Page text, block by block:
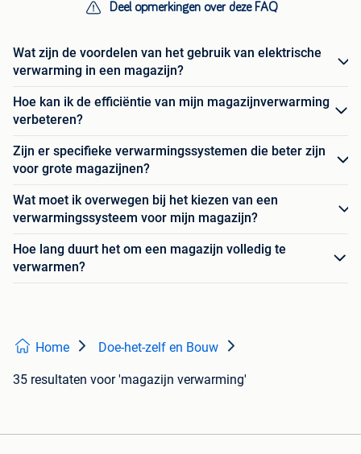
Deel opmerkingen over deze FAQ
Wat zijn de voordelen van het gebruik van elektrische
verwarming in een magazijn?
Hoe kan ik de efficiëntie van mijn magazijnverwarming
verbeteren?
Zijn er specifieke verwarmingssystemen die beter zijn
voor grote magazijnen?
Wat moet ik overwegen bij het kiezen van een
verwarmingssysteem voor mijn magazijn?
Hoe lang duurt het om een magazijn volledig te
verwarmen?
Home Doe-het-zelf en Bouw
35 resultaten voor 'magazijn verwarming'